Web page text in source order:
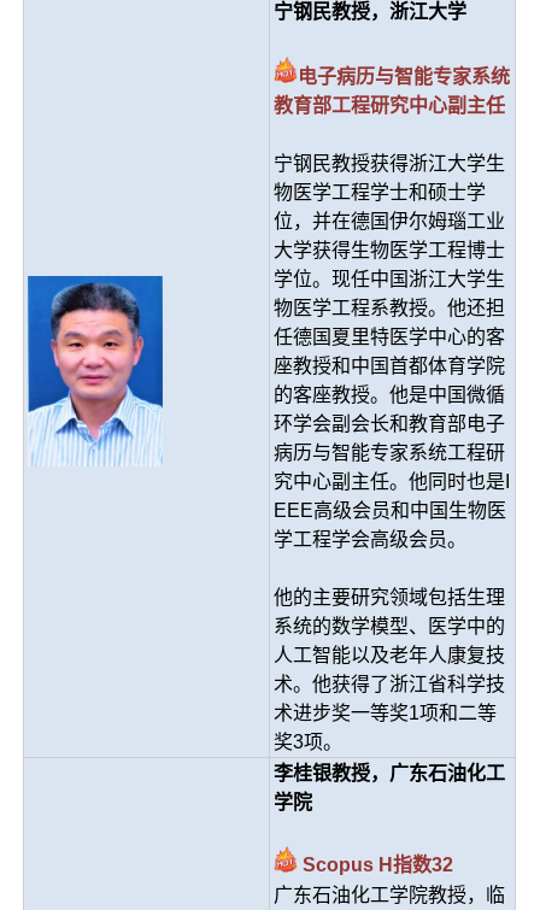
宁钢民教授，浙江大学
电子病历与智能专家系统
教育部工程研究中心副主任
宁钢民教授获得浙江大学生
物医学工程学士和硕士学
位，并在德国伊尔姆瑙工业
大学获得生物医学工程博士
学位。现任中国浙江大学生
物医学工程系教授。他还担
任德国夏里特医学中心的客
座教授和中国首都体育学院
的客座教授。他是中国微循
环学会副会长和教育部电子
病历与智能专家系统工程研
究中心副主任。他同时也是I
EEE高级会员和中国生物医
学工程学会高级会员。
他的主要研究领域包括生理
系统的数学模型、医学中的
人工智能以及老年人康复技
术。他获得了浙江省科学技
术进步奖一等奖1项和二等
奖3项。
李桂银教授，广东石油化工
学院
Scopus H指数32
广东石油化工学院教授，临